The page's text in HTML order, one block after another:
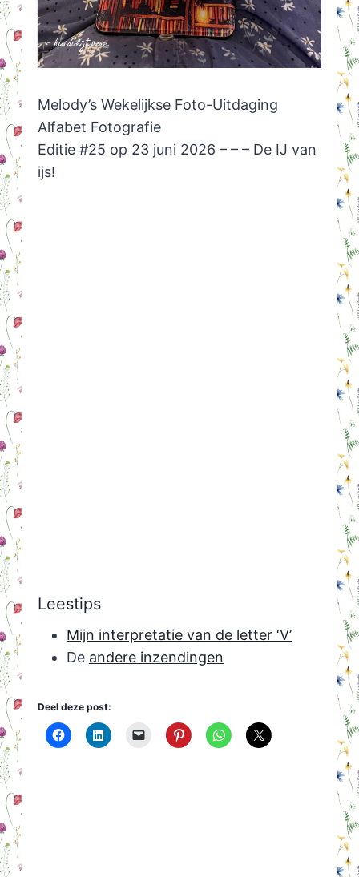
Melody’s Wekelijkse Foto-Uitdaging
Alfabet Fotografie
Editie #25 op 23 juni 2026 – – – De IJ van
ijs!
Leestips
Mijn interpretatie van de letter ‘V’
De andere inzendingen
Deel deze post: